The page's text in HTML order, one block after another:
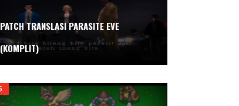
PATCH TRANSLASI PARASITE EVE
(KOMPLIT)